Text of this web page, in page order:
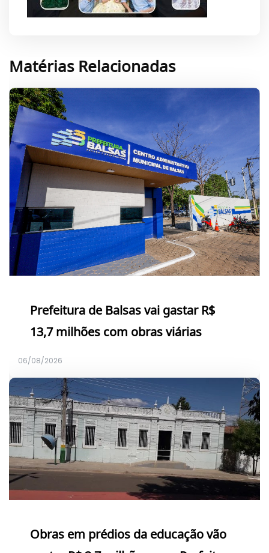
Matérias Relacionadas
Prefeitura de Balsas vai gastar R$
13,7 milhões com obras viárias
06/08/2026
Obras em prédios da educação vão